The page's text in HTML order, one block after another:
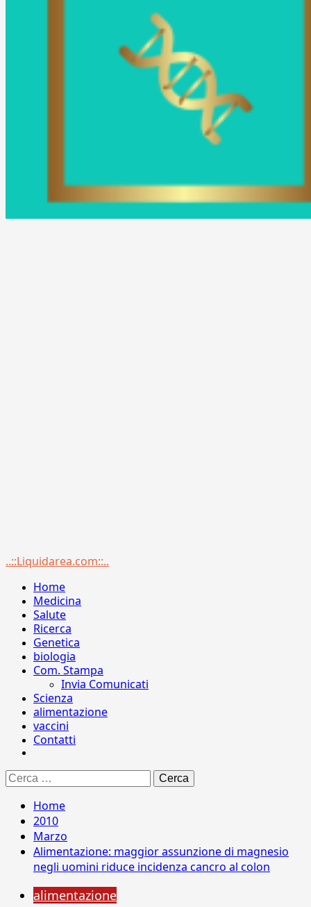
Menu
..::Liquidarea.com::..
Home
Medicina
Salute
Ricerca
Genetica
biologia
Com. Stampa
Invia Comunicati
Scienza
alimentazione
vaccini
Contatti
Ricerca
per:
Home
2010
Marzo
Alimentazione: maggior assunzione di magnesio
negli uomini riduce incidenza cancro al colon
alimentazione